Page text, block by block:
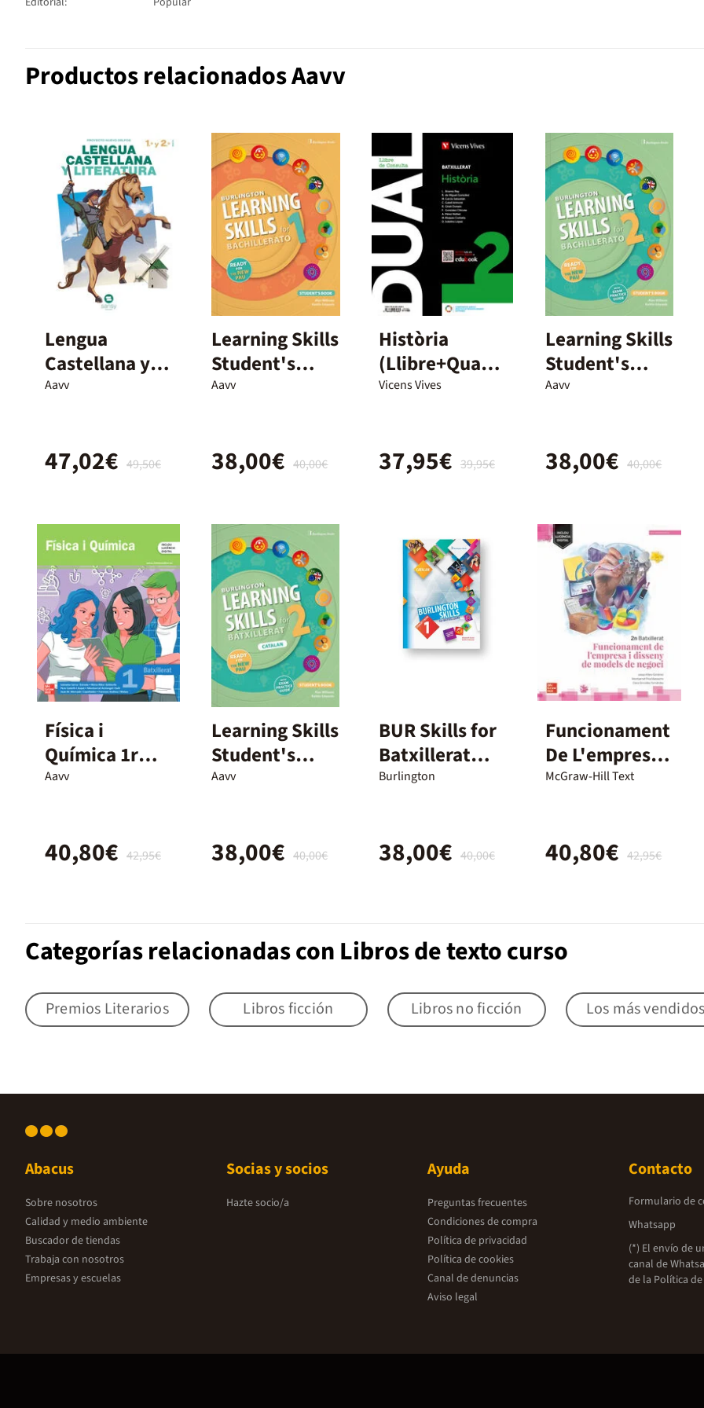
Productos relacionados Aavv
Lengua
Castellana y
Literatura – 1º
Nuevo
Aavv
49,50€
47,02€
Learning Skills
Student's
Book - 1º
Aavv
40,00€
38,00€
Història
(Llibre+Quade
rn+Digital)
Vicens Vives
39,95€
37,95€
Learning Skills
Student's
Book - 2º
Aavv
40,00€
38,00€
Física i
Química 1r
Batxillerat
Aavv
42,95€
40,80€
Learning Skills
Student's
Book - 2n
Aavv
40,00€
38,00€
BUR Skills for
Batxillerat
1//SB/23
Burlington
40,00€
38,00€
Funcionament
De L'empresa I
Disseny De
Batxillerat
McGraw-Hill Text
42,95€
40,80€
Categorías relacionadas con Libros de texto curso
Premios Literarios Libros ficción Libros no ficción Los más
Abacus
Sobre nosotros
Calidad y medio ambiente
Buscador de tiendas
Trabaja con nosotros
Empresas y escuelas
Socias y socios
Hazte socio/a
Ayuda
Preguntas frecuentes
Condiciones de compra
Política de privacidad
Política de cookies
Canal de denuncias
Aviso legal
Contacto
Formulario de
Whatsapp
(*) El envío de
canal de
de la Política